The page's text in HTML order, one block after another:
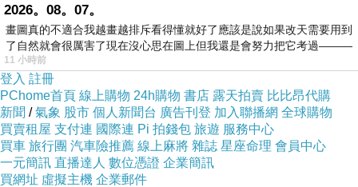
2026。08。07。
畫圖真的不適合我越畫越排斥看得懂就好了應該是說如果改天需要用到
了自然就會很厲害了現在沒心思在圖上但我還是會努力把它考過———
11 小時前
登入 註冊
PChome首頁 線上購物 24h購物 書店 露天拍賣 比比昂代購
新聞 /氣象 股市 個人新聞台 廣告刊登 加入聯播網 全球購物
買賣租屋 支付連 國際連 Pi 拍錢包 旅遊 服務中心
買車 旅行團 汽車險推薦 線上麻將 雜誌 星座命理 會員中心
一元簡訊 直播達人 數位憑證 企業簡訊
買網址 虛擬主機 企業郵件